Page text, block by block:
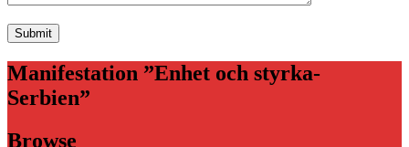
Manifestation ”Enhet och styrka-
Serbien”
Browse